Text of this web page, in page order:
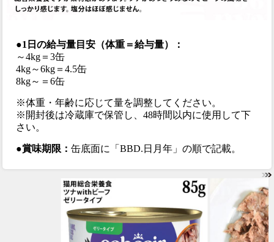
●1日の給与量目安（体重＝給与量）：
～4kg＝3缶
4kg～6kg＝4.5缶
8kg～＝6缶
※体重・年齢に応じて量を調整してください。
※開封後は冷蔵庫で保管し、48時間以内に使用して下
さい。
●賞味期限：缶底面に「BBD.日月年」の順で記載。